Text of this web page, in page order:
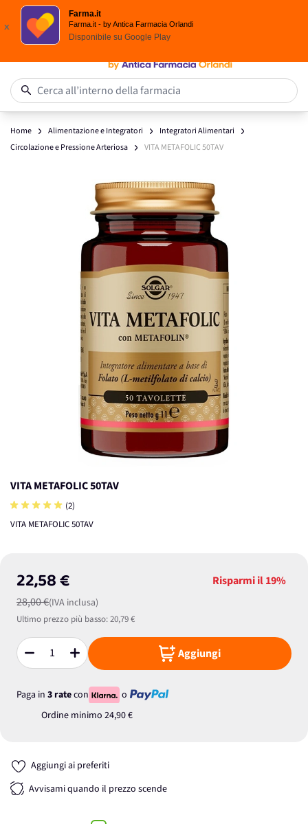
x
Farma.it
Farma.it - by Antica Farmacia Orlandi
Disponibile su Google Play
Salta al contenuto
Cerca all’interno della farmacia
Home Alimentazione e Integratori
Integratori Alimentari
Circolazione e Pressione Arteriosa
VITA METAFOLIC 50TAV
Click to view image in fullscreen
VITA METAFOLIC 50TAV
(2)
VITA METAFOLIC 50TAV
22,58 €
28,00 €(IVA inclusa)
Risparmi il19%
Ultimo prezzo più basso:20,79 €
Quantità Aggiungi
Paga in 3 ratecon
o
Ordine minimo 24,90 €
Aggiungi ai preferiti
Avvisami quando il prezzo scende